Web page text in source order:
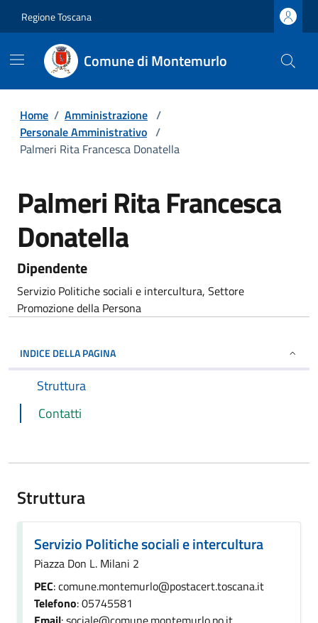
Regione Toscana
Comune di Montemurlo
Home / Amministrazione /
Personale Amministrativo /
Palmeri Rita Francesca Donatella
Palmeri Rita Francesca
Donatella
Dipendente
Servizio Politiche sociali e intercultura, Settore
Promozione della Persona
INDICE DELLA PAGINA
Struttura
Contatti
Struttura
Servizio Politiche sociali e intercultura
Piazza Don L. Milani 2
PEC: comune.montemurlo@postacert.toscana.it
Telefono: 05745581